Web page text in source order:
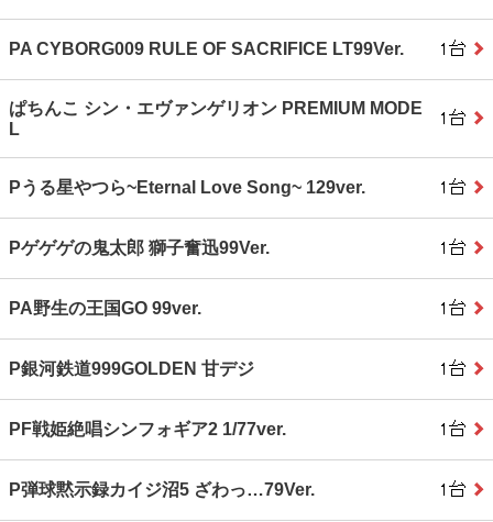
PA CYBORG009 RULE OF SACRIFICE LT99Ver.
ぱちんこ シン・エヴァンゲリオン PREMIUM MODE
L
Pうる星やつら~Eternal Love Song~ 129ver.
Pゲゲゲの鬼太郎 獅子奮迅99Ver.
PA野生の王国GO 99ver.
P銀河鉄道999GOLDEN 甘デジ
PF戦姫絶唱シンフォギア2 1/77ver.
P弾球黙示録カイジ沼5 ざわっ…79Ver.